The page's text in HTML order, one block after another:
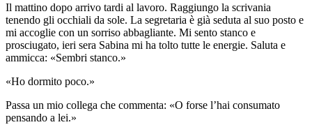
Il mattino dopo arrivo tardi al lavoro. Raggiungo la scrivania
tenendo gli occhiali da sole. La segretaria è già seduta al suo posto e
mi accoglie con un sorriso abbagliante. Mi sento stanco e
prosciugato, ieri sera Sabina mi ha tolto tutte le energie. Saluta e
ammicca: «Sembri stanco.»
«Ho dormito poco.»
Passa un mio collega che commenta: «O forse l’hai consumato
pensando a lei.»